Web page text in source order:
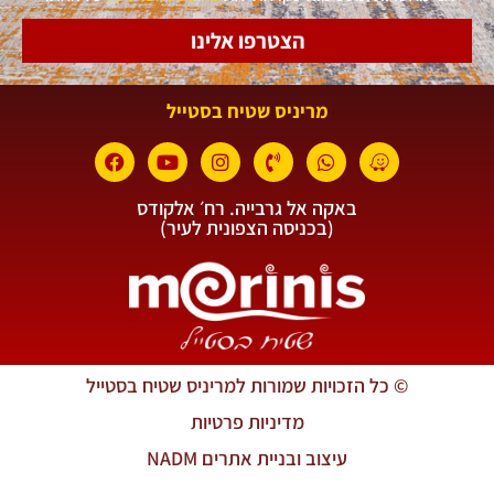
הצטרפו אלינו
מריניס שטיח בסטייל
באקה אל גרבייה. רח׳ אלקודס
(בכניסה הצפונית לעיר)
עיצוב ובניית אתרים NADM
מדיניות פרטיות
© כל הזכויות שמורות למריניס שטיח בסטייל